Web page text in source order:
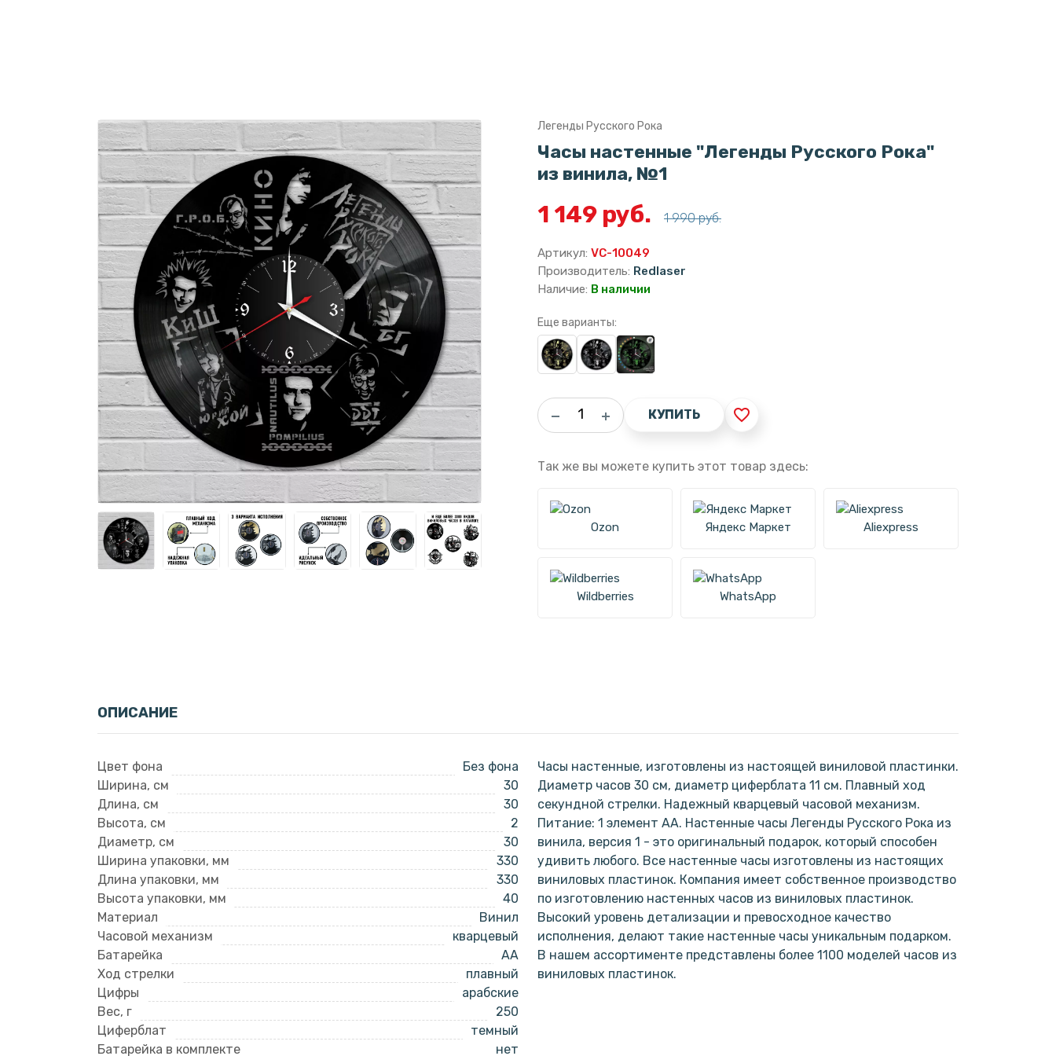
Легенды Русского Рока
Часы настенные "Легенды Русского Рока"
из винила, №1
1 149 руб. 1 990 руб.
Артикул: VC-10049
Производитель: Redlaser
Наличие: В наличии
Еще варианты:
КУПИТЬ favorite_border
Так же вы можете купить этот товар здесь:
Ozon Яндекс Маркет Aliexpress
Wildberries WhatsApp
ОПИСАНИЕ
Цвет фона
Без фона
Ширина, см
30
Длина, см
30
Высота, см
2
Диаметр, см
30
Ширина упаковки, мм
330
Длина упаковки, мм
330
Высота упаковки, мм
40
Материал
Винил
Часовой механизм
кварцевый
Батарейка
AA
Ход стрелки
плавный
Цифры
арабские
Вес, г
250
Циферблат
темный
Батарейка в комплекте
нет
Часы настенные, изготовлены из настоящей виниловой пластинки.
Диаметр часов 30 см, диаметр циферблата 11 см. Плавный ход
секундной стрелки. Надежный кварцевый часовой механизм.
Питание: 1 элемент АА. Настенные часы Легенды Русского Рока из
винила, версия 1 - это оригинальный подарок, который способен
удивить любого. Все настенные часы изготовлены из настоящих
виниловых пластинок. Компания имеет собственное производство
по изготовлению настенных часов из виниловых пластинок.
Высокий уровень детализации и превосходное качество
исполнения, делают такие настенные часы уникальным подарком.
В нашем ассортименте представлены более 1100 моделей часов из
виниловых пластинок.